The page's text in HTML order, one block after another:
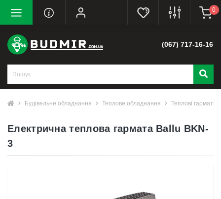
0
(067) 717-16-16
Будівельне обладнання Теплове обладнання Теплові гармати
Електрична теплова гармата Ballu BKN-
3